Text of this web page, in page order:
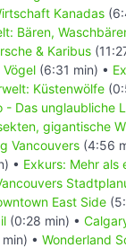
Kanadas
Bären,
& Karibus
(6:31 min) •
Küstenwölfe
Das unglaubliche
gigantische
Vancouvers (4:56
• Exkurs: Mehr als
East Side
(0:28 min) •
• Wonderland